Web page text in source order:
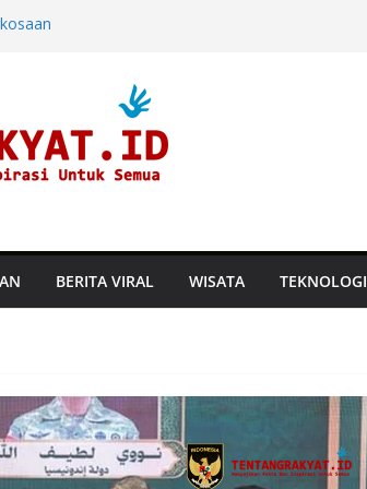
dan
di Hayam
Perusahaan
BERITA VIRAL WISATA TEKNOLOGI